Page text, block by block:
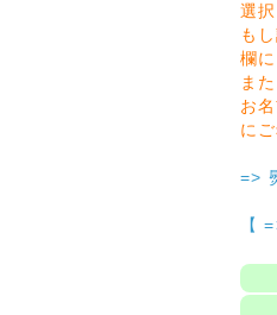
選
も
欄
ま
お
に
=>
【